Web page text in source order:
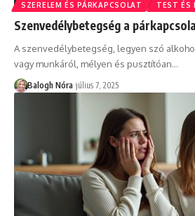
SZERELEM ÉS PÁRKAPCSOLAT TEST ÉS
Szenvedélybetegség a
A szenvedélybetegség, legyen szó
vagy munkáról, mélyen és pusztítóan…
Balogh Nóra július 7, 2025